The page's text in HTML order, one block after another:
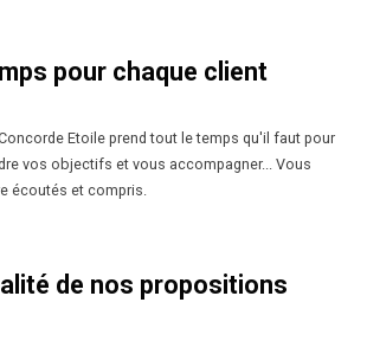
pour chaque client
Etoile prend tout le temps qu'il faut pour
vos objectifs et vous accompagner... Vous
écoutés et compris.
de nos propositions